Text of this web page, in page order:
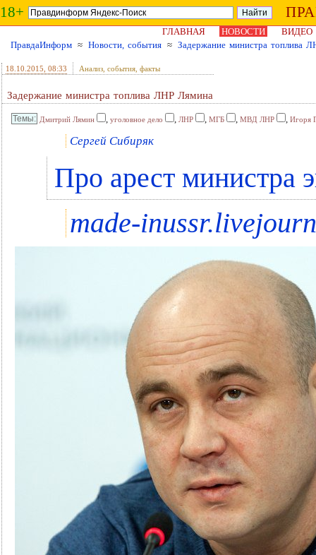
18+
ГЛАВНАЯ НОВОСТИ
ВИДЕО
ПравдаИнформ ≈ Новости, события ≈ Задержание министра топлива
18.10.2015 , 08:33 Анализ, события, факты
Задержание министра топлива ЛНР Лямина
Дмитрий Лямин , уголовное дело , ЛНР , МГБ , МВД ЛНР , Игоря
Сергей Сибиряк
Про арест министра
made-